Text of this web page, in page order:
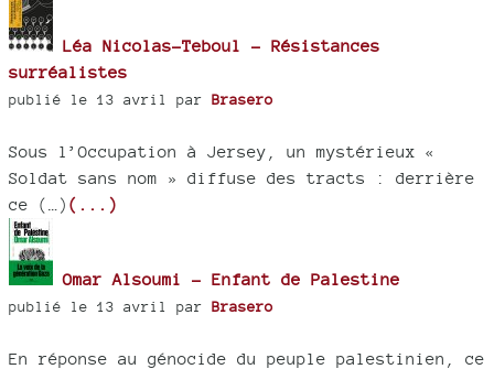
Léa Nicolas-Teboul - Résistances
surréalistes
publié le 13 avril par Brasero
Sous l’Occupation à Jersey, un mystérieux «
Soldat sans nom » diffuse des tracts : derrière
ce (…) (...)
Omar Alsoumi - Enfant de Palestine
publié le 13 avril par Brasero
En réponse au génocide du peuple palestinien, ce